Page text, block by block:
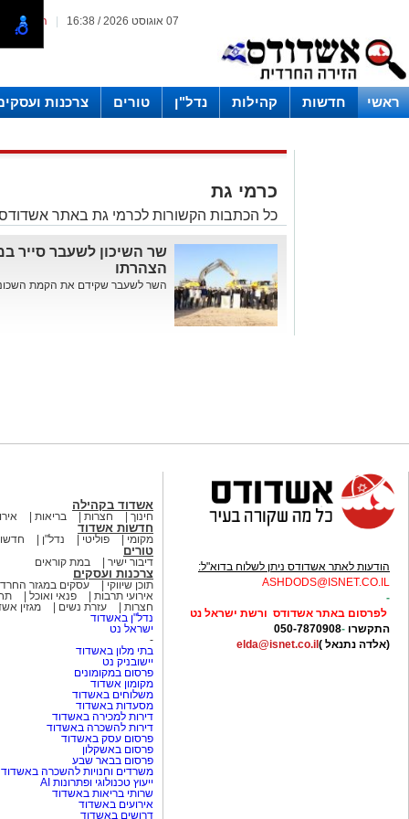
המייל 07 אוגוסט 2026 / 16:38
ראשי חדשות קהילות נדל"ן טורים צרכנות
כרמי גת
כל הכתבות הקשורות לכרמי גת באתר
שר השיכון לשעבר סייר
הצהרתו
השר לשעבר שקידם את הקמת השכונה
הודעות לאתר אשדודס ניתן לשלוח בדוא"ל:
ASHDODS@ISNET.CO.IL
-
לפרסום באתר אשדודס ורשת ישראל נט
התקשרו -
050-7870908
(אלדה נתנאל )elda@isnet.co.il
אשדוד בקהילה
חינוך חצרות בריאות
חדשות אשדוד
מקומי פוליטי נדל"ן
טורים
דיבור ישיר במת קוראים
צרכנות ועסקים
תוכן שיווקי
עסקים במגזר
אירועי תרבות
פנאי ואוכל
חצרות
עזרת נשים
מגזין
נדל"ן באשדוד
ישראל נט
-
בתי מלון באשדוד
יישובניק נט
פרסום במקומונים
מקומון אשדוד
משלוחים באשדוד
מסעדות באשדוד
דירות למכירה באשדוד
דירות להשכרה באשדוד
פרסום עסק באשדוד
פרסום באשקלון
פרסום בבאר שבע
משרדים וחנויות להשכרה באשדוד
ייעוץ טכנולוגי ופתרונות AI
שרותי בריאות באשדוד
אירועים באשדוד
דרושים באשדוד